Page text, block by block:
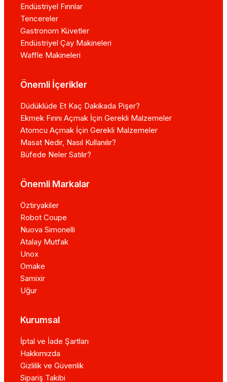
Endüstriyel Fırınlar
Tencereler
Gastronom Küvetler
Endüstriyel Çay Makineleri
Waffle Makineleri
Önemli İçerikler
Düdüklüde Et Kaç Dakikada Pişer?
Ekmek Fırını Açmak İçin Gerekli Malzemeler
Atomcu Açmak İçin Gerekli Malzemeler
Masat Nedir, Nasıl Kullanılır?
Büfede Neler Satılır?
Önemli Markalar
Öztiryakiler
Robot Coupe
Nuova Simonelli
Atalay Mutfak
Unox
Omake
Samixir
Uğur
Kurumsal
İptal ve İade Şartları
Hakkımızda
Gizlilik ve Güvenlik
Sipariş Takibi